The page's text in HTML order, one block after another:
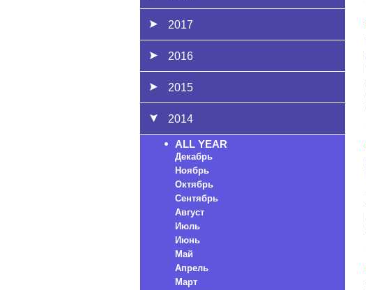
2017
2016
2015
2014
ALL YEAR
Декабрь
Ноябрь
Октябрь
Сентябрь
Август
Июль
Июнь
Май
Апрель
Март